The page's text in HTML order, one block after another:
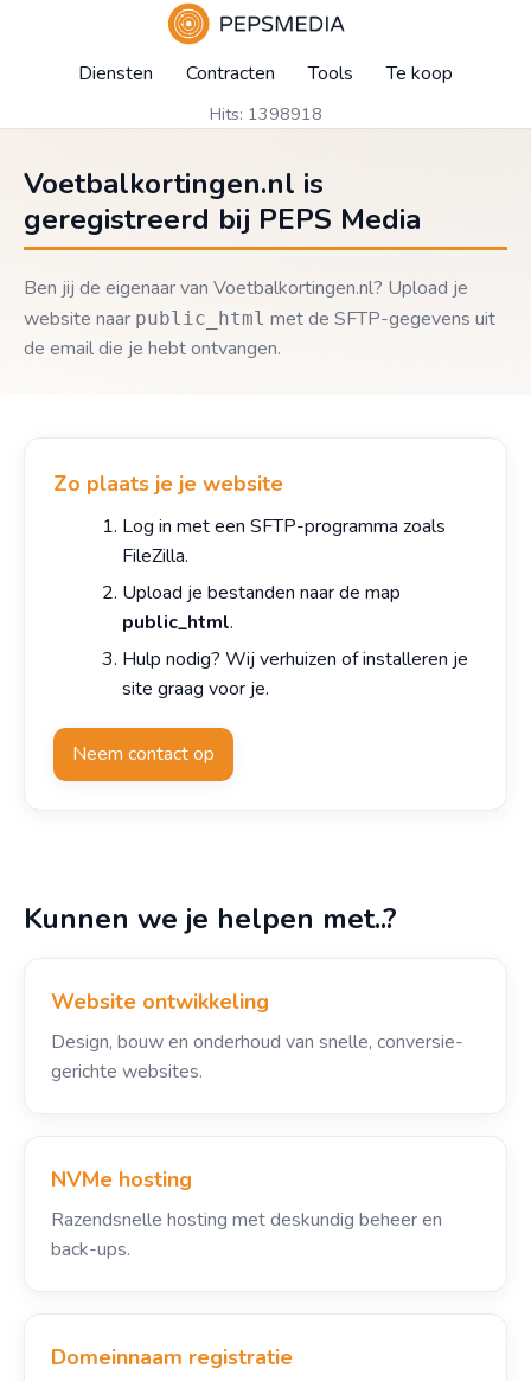
Diensten Contracten Tools Te koop
Hits: 1398918
Voetbalkortingen.nl is
geregistreerd bij PEPS Media
Ben jij de eigenaar van Voetbalkortingen.nl? Upload je
website naar public_html met de SFTP-gegevens uit
de email die je hebt ontvangen.
Zo plaats je je website
Log in met een SFTP-programma zoals
FileZilla.
Upload je bestanden naar de map
public_html.
Hulp nodig? Wij verhuizen of installeren je
site graag voor je.
Neem contact op
Kunnen we je helpen met..?
Website ontwikkeling
Design, bouw en onderhoud van snelle, conversie-
gerichte websites.
NVMe hosting
Razendsnelle hosting met deskundig beheer en
back-ups.
Domeinnaam registratie